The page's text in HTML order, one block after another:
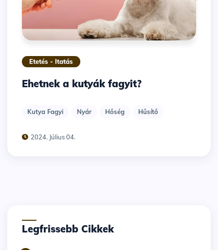
Etetés - Itatás
Ehetnek a kutyák fagyit?
Kutya Fagyi Nyár Hőség Hűsítő
2024. Július 04.
Legfrissebb Cikkek